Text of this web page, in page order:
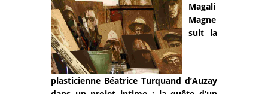
Magali
Magne
suit la
plasticienne Béatrice Turquand d’Auzay